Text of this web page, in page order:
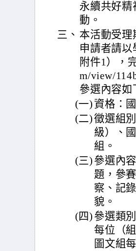
永續共好
動。
三、 本活動受理
申請者請
附件1），
m/view/
參選內容如
(一) 資格：
(二)徵選組
級）、
組。
(三) 參選內
題，參
察、記
貌。
(四) 參選類
每位（
圖文組